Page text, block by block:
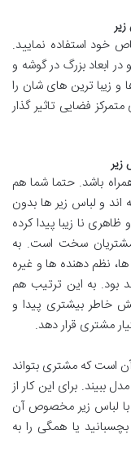
خود استفاده نمایید.
ابعاد بزرگ در گوشه و
و زیبا ترین های شان را
فضایی تاثیر گذار
زير
باشد. حتما شما هم
اند و لباس زیر ها بدون
نا زیبا پیدا کرده
مشتریان سخت است. به
نظم دهنده ها و غیره
بود. به این ترتیب هم
خاطر بیشتری پیدا و
مشتری قرار دهد.
است که مشتری بتواند
ببیند. برای این کار از
با لباس زیر مخصوص آن
یا همگی را به